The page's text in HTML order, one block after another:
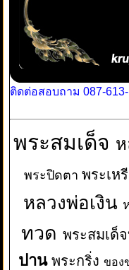
ติดต่อสอบถาม 087-
พระสมเด็จ
พระปิดตา พระเห
หลวงพ่อเงิน
ทวด พระสมเด็
ปาน พระกริ่ง ของ